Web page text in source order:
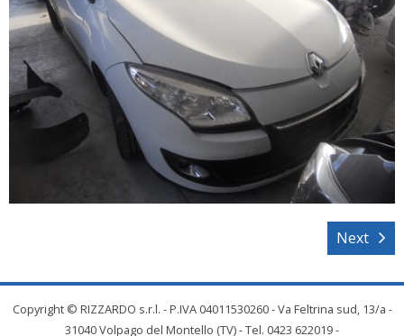
Next
Copyright © RIZZARDO s.r.l. - P.IVA 04011530260 - Va Feltrina sud, 13/a -
31040 Volpago del Montello (TV) - Tel. 0423 622019 -